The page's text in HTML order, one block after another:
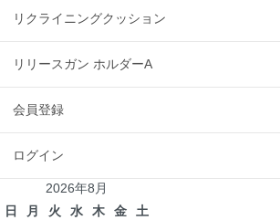
リクライニングクッション
リリースガン ホルダーA
会員登録
ログイン
2026年8月
日
月 火 水 木 金
土